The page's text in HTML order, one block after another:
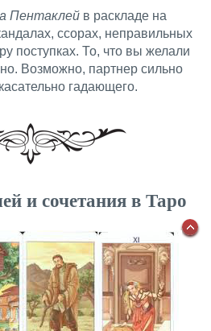
Пентаклей в раскладе на
ссорах, неправильных
поступках. То, что вы желали
Возможно, партнер сильно
гадающего.
и сочетания в Таро